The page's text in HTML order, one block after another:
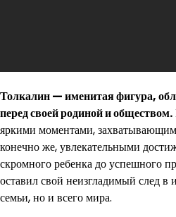
Толкалин — именитая фигура,
перед своей родиной и обществом.
яркими моментами,
конечно же, увлекательными
скромного ребенка до успешного
оставил свой неизгладимый след в
семьи, но и всего мира.